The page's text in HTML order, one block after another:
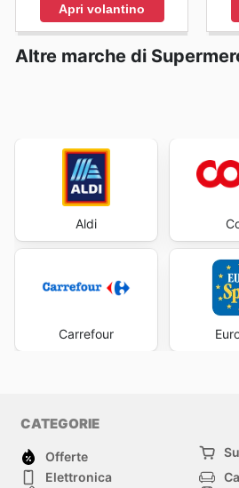
Apri volantino
Altre marche di
Aldi
Carrefour
CATEGORIE
Offerte
Elettronica